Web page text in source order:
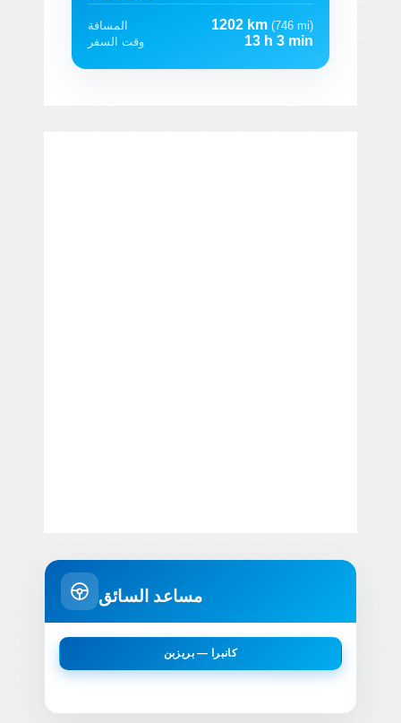
المسافة 1202 km (746 mi)
وقت السفر
13 h 3 min
مساعد السائق
كانبرا — بريزبن